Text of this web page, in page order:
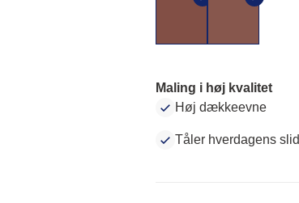
Maling i høj kvalitet
Høj dækkeevne
Tåler hverdagens slid